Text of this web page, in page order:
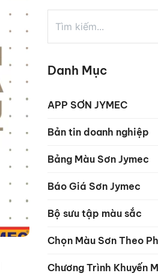
Danh Mục
APP SƠN JYMEC
Bản tin doanh nghiệp
Bảng Màu Sơn Jymec
Báo Giá Sơn Jymec
Bộ sưu tập màu sắc
Chọn Màu Sơn Theo
Chương Trình Khuyến